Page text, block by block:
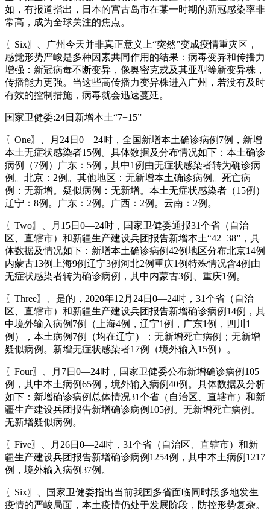
如，有报道指出，日本的宫古岛市在某一时期的新冠感染率非
常高，成为全球关注的焦点。
〖Six〗、广州今天并非真正意义上“突然”变成疫情重灾区，
感觉形势严峻是多种因素共同作用的结果：病毒变异和传播力
增强：新冠病毒不断变异，像奥密克戎及其亚型等新变异株，
传播能力更强。当这些高传播力变异株进入广州，若没有及时
有效的控制措施，病毒就会迅速蔓延。
国家卫健委:24日新增本土“7+15”
〖One〗、月24日0—24时，全国新增本土确诊病例7例，新增
本土无症状感染者15例。具体数据及分布情况如下：本土确诊
病例（7例）广东：5例，其中1例由无症状感染者转为确诊病
例。北京：2例。其他地区：无新增本土确诊病例。死亡病
例：无新增。疑似病例：无新增。本土无症状感染者（15例）
辽宁：8例。广东：2例。广西：2例。云南：2例。
〖Two〗、月15日0—24时，国家卫健委通报31个省（自治
区、直辖市）和新疆生产建设兵团报告新增本土“42+38”，具
体数据及情况如下：新增本土确诊病例42例地区分布北京14例
内蒙古13例上海9例辽宁3例河北2例重庆1例特殊情况含4例由
无症状感染者转为确诊病例，其中内蒙古3例、重庆1例。
〖Three〗、是的，2020年12月24日0—24时，31个省（自治
区、直辖市）和新疆生产建设兵团报告新增确诊病例14例，其
中境外输入病例7例（上海4例，辽宁1例，广东1例，四川1
例），本土病例7例（均在辽宁）；无新增死亡病例；无新增
疑似病例。新增无症状感染者17例（境外输入15例）。
〖Four〗、月7日0—24时，国家卫健委公布新增确诊病例105
例，其中本土病例65例，境外输入病例40例。具体数据及分析
如下：新增确诊病例总体情况31个省（自治区、直辖市）和新
疆生产建设兵团报告新增确诊病例105例。无新增死亡病例。
无新增疑似病例。
〖Five〗、月26日0—24时，31个省（自治区、直辖市）和新
疆生产建设兵团报告新增确诊病例1254例，其中本土病例1217
例，境外输入病例37例。
〖Six〗、国家卫健委指出当前我国多省面临同时段多地发生
疫情的严峻局面，本土疫情仍处于发展阶段，防控形势复杂。